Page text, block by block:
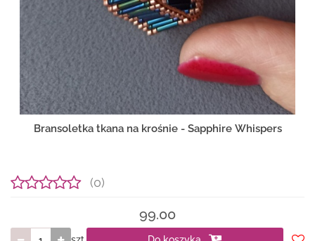
Bransoletka tkana na krośnie - Sapphire Whispers
(0)
99.00